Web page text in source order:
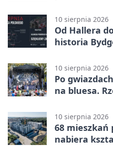
10 sierpnia 2026
Od Hallera
historia
10 sierpnia 2026
Po
na bluesa.
10 sierpnia 2026
68 mieszkań
nabiera